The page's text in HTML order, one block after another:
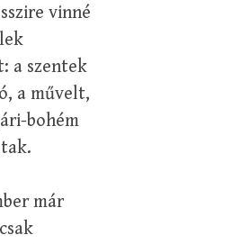
vinné
a szentek
a művelt,
bohém
már